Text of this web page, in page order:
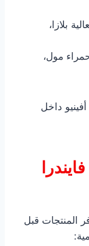
بلازا،
مول،
داخل
المنتجات قبل